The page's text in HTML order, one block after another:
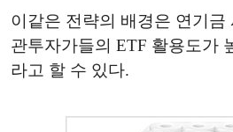
이같은 전략의 배경은 연기금
관투자가들의 ETF 활용도가
라고 할 수 있다.